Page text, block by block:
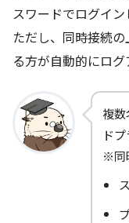
スワードでログイン
ただし、同時接続
る方が自動的にログ
複
ド
※同